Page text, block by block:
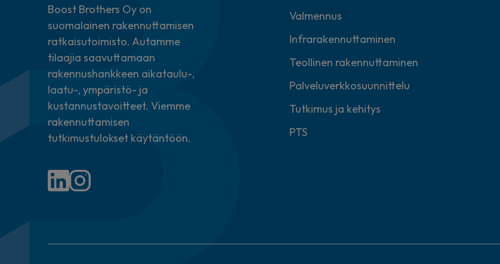
Boost Brothers Oy on
suomalainen rakennuttamisen
ratkaisutoimisto. Autamme
tilaajia saavuttamaan
rakennushankkeen aikataulu-,
laatu-, ympäristö- ja
kustannustavoitteet. Viemme
rakennuttamisen
tutkimustulokset käytäntöön.
Valmennus
Infrarakennuttaminen
Teollinen rakennuttaminen
Palveluverkkosuunnittelu
Tutkimus ja kehitys
PTS